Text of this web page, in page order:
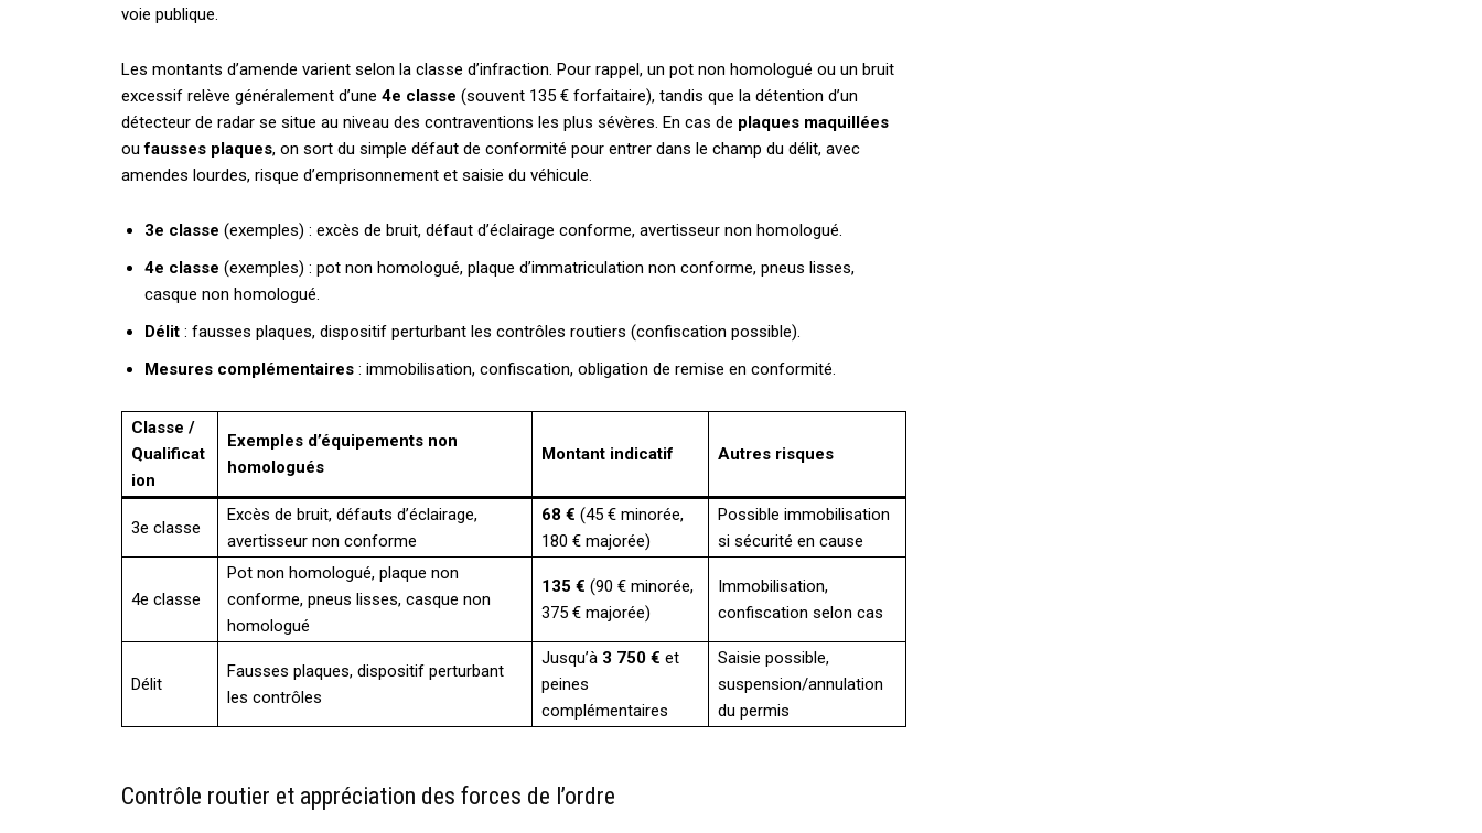
voie publique.
Les montants d’amende varient selon la classe d’infraction. Pour rappel, un pot non homologué ou un bruit
excessif relève généralement d’une 4e classe (souvent 135 € forfaitaire), tandis que la détention d’un
détecteur de radar se situe au niveau des contraventions les plus sévères. En cas de plaques maquillées
oufausses plaques, on sort du simple défaut de conformité pour entrer dans le champ du délit, avec
amendes lourdes, risque d’emprisonnement et saisie du véhicule.
3e classe (exemples) : excès de bruit, défaut d’éclairage conforme, avertisseur non homologué.
4e classe (exemples) : pot non homologué, plaque d’immatriculation non conforme, pneus lisses,
casque non homologué.
Délit : fausses plaques, dispositif perturbant les contrôles routiers (confiscation possible).
Mesures complémentaires : immobilisation, confiscation, obligation de remise en conformité.
Classe /
Qualificat
ion
Exemples d’équipements non
homologués
Montant indicatif Autres risques
3e classe
Excès de bruit, défauts d’éclairage,
avertisseur non conforme
68 € (45 € minorée,
180 € majorée)
Possible immobilisation
si sécurité en cause
4e classe
Pot non homologué, plaque non
conforme, pneus lisses, casque non
homologué
135 € (90 € minorée,
375 € majorée)
Immobilisation,
confiscation selon cas
Délit
Fausses plaques, dispositif perturbant
les contrôles
Jusqu’à 3 750 € et
peines
complémentaires
Saisie possible,
suspension/annulation
du permis
Contrôle routier et appréciation des forces de l’ordre